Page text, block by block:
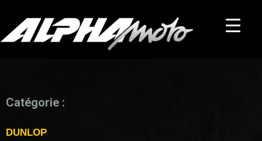
Catégorie :
DUNLOP